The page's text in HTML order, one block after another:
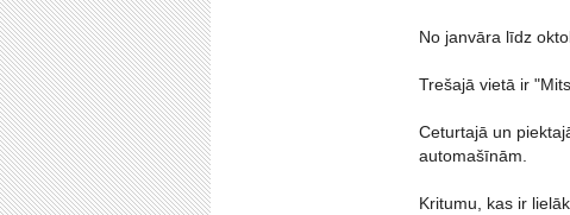
No janvāra līdz
Trešajā vietā ir
Ceturtajā un
automašīnām.
Kritumu, kas ir